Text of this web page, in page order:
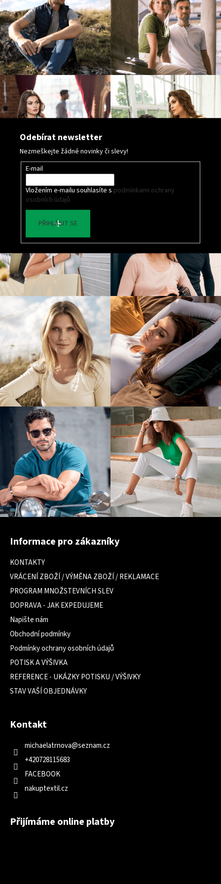
i
s
u
Odebírat newsletter
Nezmeškejte žádné novinky či slevy!
E-mail
Vložením e-mailu souhlasíte s podmínkami ochrany
osobních údajů
PŘIHLÁSIT SE
Z
Informace pro zákazníky
KONTAKTY
VRÁCENÍ ZBOŽÍ / VÝMĚNA ZBOŽÍ / REKLAMACE
PROGRAM MNOŽSTEVNÍCH SLEV
DOPRAVA - JAK EXPEDUJEME
Napište nám
Obchodní podmínky
Podmínky ochrany osobních údajů
POTISK A VÝŠIVKA
REFERENCE - UKÁZKY POTISKU / VÝŠIVKY
STAV VAŠÍ OBJEDNÁVKY
Kontakt
michaelatrnova@seznam.cz
+420728115683
FACEBOOK
nakuptextil.cz
Přijímáme online platby